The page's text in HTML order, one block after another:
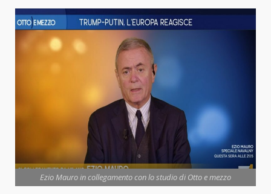
Ezio Mauro in collegamento con lo studio di Otto e mezzo